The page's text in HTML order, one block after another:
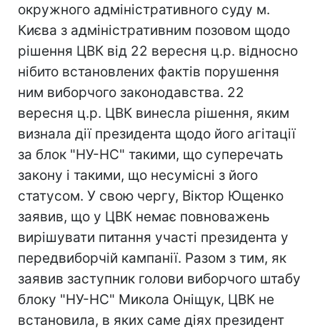
окружного адміністративного суду м.
Києва з адміністративним позовом щодо
рішення ЦВК від 22 вересня ц.р. відносно
нібито встановлених фактів порушення
ним виборчого законодавства. 22
вересня ц.р. ЦВК винесла рішення, яким
визнала дії президента щодо його агітації
за блок "НУ-НС" такими, що суперечать
закону і такими, що несумісні з його
статусом. У свою чергу, Віктор Ющенко
заявив, що у ЦВК немає повноважень
вирішувати питання участі президента у
передвиборчій кампанії. Разом з тим, як
заявив заступник голови виборчого штабу
блоку "НУ-НС" Микола Оніщук, ЦВК не
встановила, в яких саме діях президент